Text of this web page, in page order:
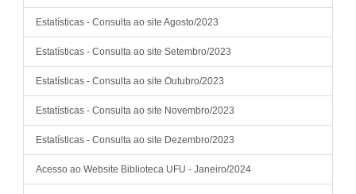
Estatísticas - Consulta ao site Agosto/2023
Estatísticas - Consulta ao site Setembro/2023
Estatísticas - Consulta ao site Outubro/2023
Estatísticas - Consulta ao site Novembro/2023
Estatísticas - Consulta ao site Dezembro/2023
Acesso ao Website Biblioteca UFU - Janeiro/2024